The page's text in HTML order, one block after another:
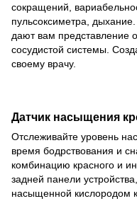
сокращений,
пульсоксиметра,
дают вам представление
сосудистой системы.
своему врачу.
Датчик насыщения
Отслеживайте уровень
время бодрствования и
комбинацию красного и
задней панели
насыщенной кислородом